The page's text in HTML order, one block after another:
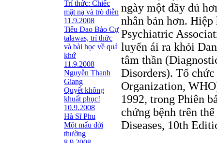
Trí thức: Chiếc
mặt nạ và trò diễn
11.9.2008
Tiêu Dao Bảo Cự
talawas, trí thức
và bài học về quá
khứ
11.9.2008
Nguyễn Thanh
Giang
Quyết không
khuất phục!
10.9.2008
Hà Sĩ Phu
Một mẩu đời
thường
ngày một đầy đủ
nhân bản hơn.
Psychiatric
luyến ái ra khỏi
tâm thần
Disorders). Tổ
Organization,
1992, trong Phiên
chứng bệnh trên
Diseases, 10th